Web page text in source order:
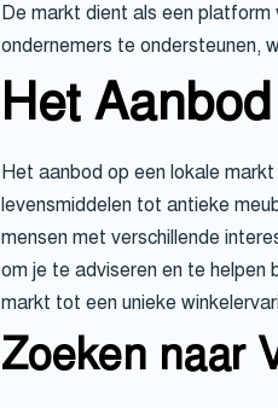
De markt dient als een platform
ondernemers te ondersteunen,
Het
Het aanbod op een lokale
levensmiddelen tot antieke
mensen met verschillende
om je te adviseren en te helpen
markt tot een unieke
Zoeken naar